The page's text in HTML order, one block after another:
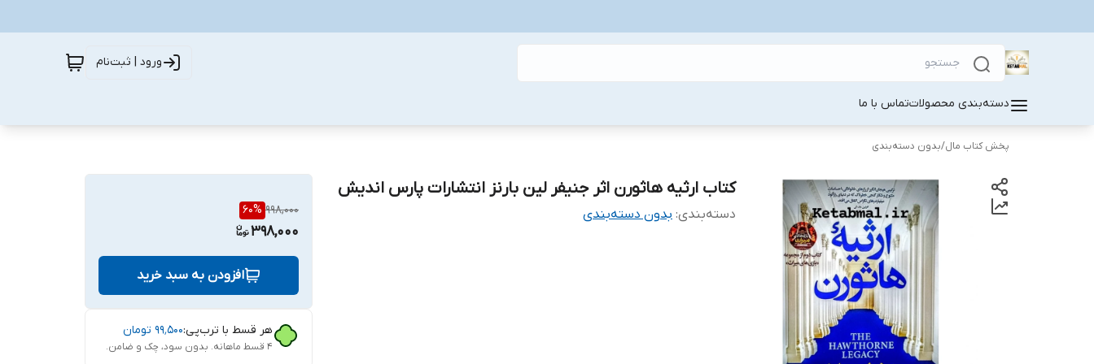
ورود | ثبت‌نام
دسته‌بندی محصولاتتماس با ما
پخش کتاب مال/بدون دسته‌بندی
کتاب ارثیه هاثورن اثر جنیفر لین بارنز انتشارات پارس اندیش
دسته‌بندی: بدون دسته‌بندی 998,000
60%
398,000
افزودن به سبد خرید
هر قسط با ترب‌پی:۹۹٬۵۰۰ تومان
۴ قسط ماهانه. بدون سود، چک و ضامن.